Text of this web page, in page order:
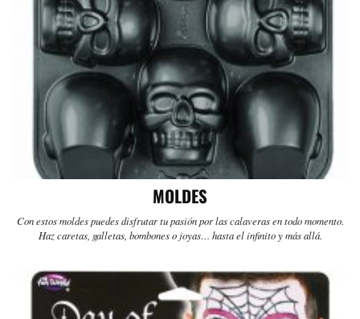
MOLDES
Con estos moldes puedes disfrutar tu pasión por las calaveras en todo momento.
Haz caretas, galletas, bombones o joyas… hasta el infinito y más allá.